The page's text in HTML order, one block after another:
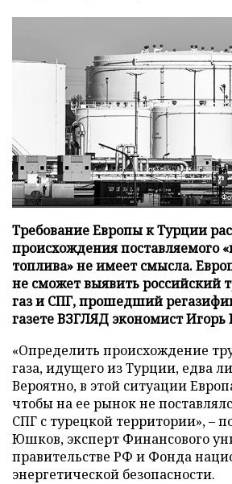
Требование Европы к Турции
происхождения поставляемого
топлива» не имеет смысла.
не сможет выявить российский
газ и СПГ, прошедший
газете ВЗГЛЯД экономист
«Определить происхождение
газа, идущего из Турции, едва
Вероятно, в этой ситуации
чтобы на ее рынок не
СПГ с турецкой территории», –
Юшков, эксперт Финансового
правительстве РФ и Фонда
энергетической безопасности.